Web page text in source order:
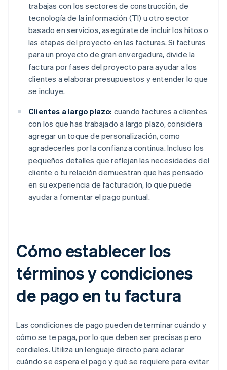
trabajas con los sectores de construcción, de
tecnología de la información (TI) u otro sector
basado en servicios, asegúrate de incluir los hitos o
las etapas del proyecto en las facturas. Si facturas
para un proyecto de gran envergadura, divide la
factura por fases del proyecto para ayudar a los
clientes a elaborar presupuestos y entender lo que
se incluye.
Clientes a largo plazo: cuando factures a clientes
con los que has trabajado a largo plazo, considera
agregar un toque de personalización, como
agradecerles por la confianza continua. Incluso los
pequeños detalles que reflejan las necesidades del
cliente o tu relación demuestran que has pensado
en su experiencia de facturación, lo que puede
ayudar a fomentar el pago puntual.
Cómo establecer los
términos y condiciones
de pago en tu factura
Las condiciones de pago pueden determinar cuándo y
cómo se te paga, por lo que deben ser precisas pero
cordiales. Utiliza un lenguaje directo para aclarar
cuándo se espera el pago y qué se requiere para evitar